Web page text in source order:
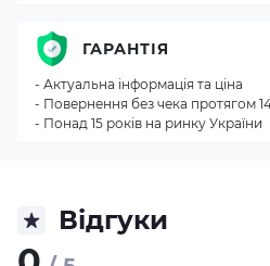
Відгуки
ГАРАНТІЯ
- Актуальна інформація та ціна
- Повернення без чека протягом
- Понад 15 років на ринку України